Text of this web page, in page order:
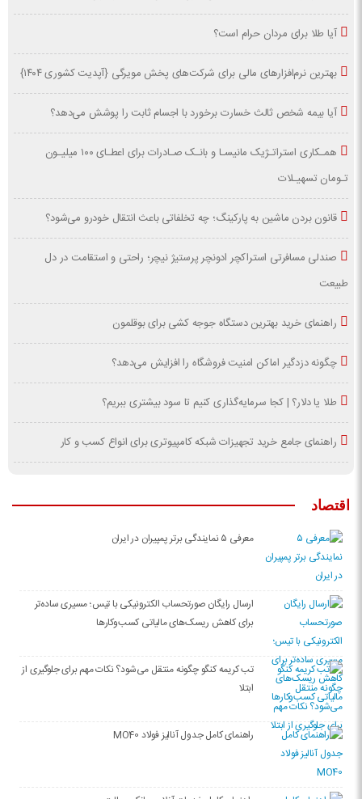
آیا طلا برای مردان حرام است؟
بهترین نرم‌افزارهای مالی برای شرکت‌های پخش مویرگی {آپدیت کشوری ۱۴۰۴}
آیا بیمه شخص ثالث خسارت برخورد با اجسام ثابت را پوشش می‌دهد؟
همـکاری استراتـژیک مانیسـا و بانـک صـادرات برای اعطـای ۱۰۰ میلیـون
تـومان تسهیـلات
قانون بردن ماشین به پارکینگ؛ چه تخلفاتی باعث انتقال خودرو می‌شود؟
صندلی مسافرتی استراکچر ادونچر پرستیژ نیچر؛ راحتی و استقامت در دل
طبیعت
راهنمای خرید بهترین دستگاه جوجه کشی برای بوقلمون
چگونه دزدگیر اماکن امنیت فروشگاه را افزایش می‌دهد؟
طلا یا دلار؟ | کجا سرمایه‌گذاری کنیم تا سود بیشتری ببریم؟
راهنمای جامع خرید تجهیزات شبکه کامپیوتری برای انواع کسب و کار
اقتصاد
معرفی ۵ نمایندگی برتر پمپیران در ایران
ارسال رایگان صورتحساب الکترونیکی با تیس؛ مسیری ساده‌تر
برای کاهش ریسک‌های مالیاتی کسب‌وکارها
تب کریمه کنگو چگونه منتقل می‌شود؟ نکات مهم برای جلوگیری از
ابتلا
راهنمای کامل جدول آنالیز فولاد MO40